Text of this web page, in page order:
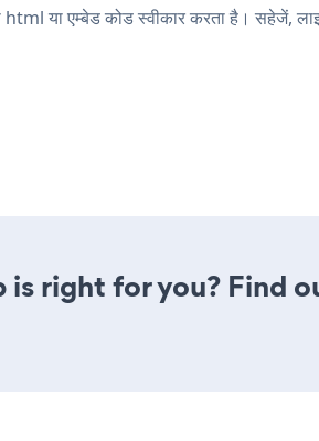
या एम्बेड कोड स्वीकार करता है। सहेजें,
right for you? Find